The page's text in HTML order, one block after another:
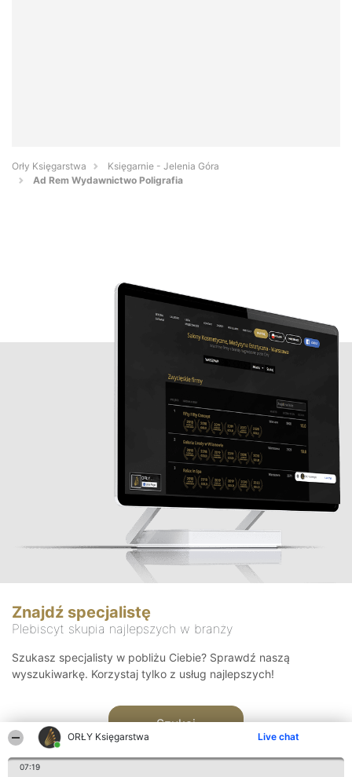
ORŁY Księgarstwa Live chat
07:19
Orły Księgarstwa
Księgarnie - Jelenia Góra
Ad Rem Wydawnictwo Poligrafia
Znajdź specjalistę
Plebiscyt skupia najlepszych w branży
Szukasz specjalisty w pobliżu Ciebie? Sprawdź naszą
wyszukiwarkę. Korzystaj tylko z usług najlepszych!
Szukaj